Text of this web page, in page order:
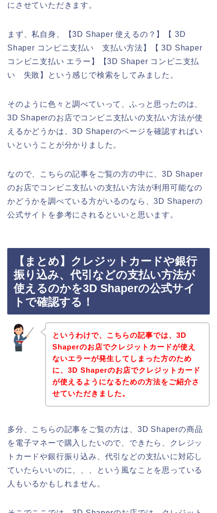
にさせていただきます。
まず、私自身、【3D Shaper 使えるの？】【 3D
Shaper コンビニ支払い 支払い方法】【 3D Shaper
コンビニ支払い エラー】【3D Shaper コンビニ支払
い 失敗】という感じで検索をしてみました。
そのように色々と調べていって、ふっと思ったのは、
3D Shaperのお店でコンビニ支払いの支払い方法が使
えるかどうかは、3D Shaperのページを確認すればい
いということが分かりました。
なので、こちらの記事をご覧の方の中に、3D Shaper
のお店でコンビニ支払いの支払い方法が利用可能なの
かどうかを調べている方がいるのなら、3D Shaperの
公式サイトを参考にされるといいと思います。
【まとめ】クレジットカードや銀行
振り込み、代引などの支払い方法が
使えるのかを3D Shaperの公式サイ
トで確認する！
というわけで、こちらの記事では、3D
Shaperのお店でクレジットカードが使え
ないエラーが発生してしまった方のため
に、3D Shaperのお店でクレジットカード
が使えるようになるための方法をご紹介さ
せていただきました。
多分、こちらの記事をご覧の方は、3D Shaperの商品
を電子マネーで購入したいので、できたら、クレジッ
トカードや銀行振り込み、代引などの支払いに対応し
ていたらいいのに、、、という風なことを思っている
人もいるかもしれません。